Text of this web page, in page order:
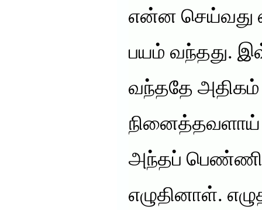
என்ன செய்வது
பயம் வந்தது.
வந்ததே அதிகம்
நினைத்தவளாய்
அந்தப்
எழுதினாள்.